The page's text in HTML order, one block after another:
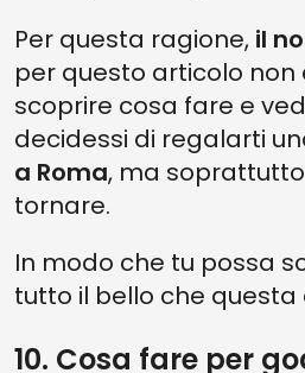
Per questa ragione, il
per questo articolo
scoprire cosa fare e
decidessi di regalarti
a Roma, ma
tornare.
In modo che tu possa
tutto il bello che
10. Cosa fare per